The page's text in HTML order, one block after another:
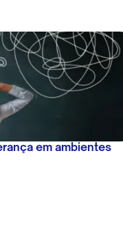
em ambientes